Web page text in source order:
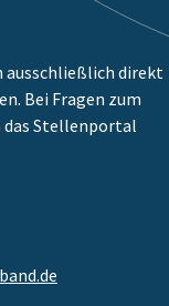
ausschließlich direkt
Bei Fragen zum
das Stellenportal